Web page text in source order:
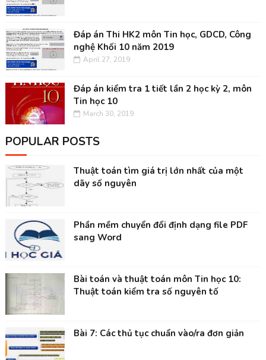
Đáp án Thi HK2 môn Tin học, GDCD, Công
nghệ Khối 10 năm 2019
April 27, 2019
Đáp án kiểm tra 1 tiết lần 2 học kỳ 2, môn
Tin học 10
March 30, 2019
POPULAR POSTS
Thuật toán tìm giá trị lớn nhất của một
dãy số nguyên
Phần mềm chuyển đổi định dạng file PDF
sang Word
Bài toán và thuật toán môn Tin học 10:
Thuật toán kiểm tra số nguyên tố
Bài 7: Các thủ tục chuẩn vào/ra đơn giản